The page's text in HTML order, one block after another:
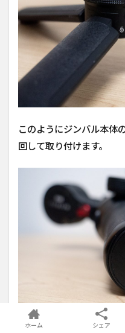
このようにジンバル本体
回して取り付けます。
ホーム シェア